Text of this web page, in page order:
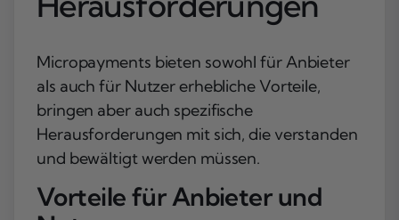
Micropayments bieten sowohl für Anbieter
als auch für Nutzer erhebliche Vorteile,
bringen aber auch spezifische
Herausforderungen mit sich, die verstanden
und bewältigt werden müssen.
Vorteile für Anbieter und